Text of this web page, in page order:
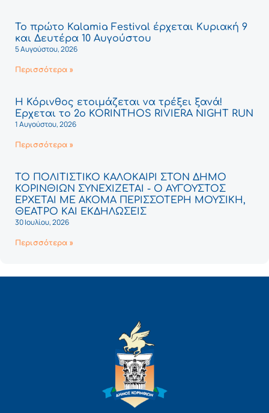
Το πρώτο Kalamia Festival έρχεται Κυριακή 9
και Δευτέρα 10 Αυγούστου
5 Αυγούστου, 2026
Περισσότερα »
Η Κόρινθος ετοιμάζεται να τρέξει ξανά!
Έρχεται το 2ο KORINTHOS RIVIERA NIGHT RUN
1 Αυγούστου, 2026
Περισσότερα »
ΤΟ ΠΟΛΙΤΙΣΤΙΚΟ ΚΑΛΟΚΑΙΡΙ ΣΤΟΝ ΔΗΜΟ
ΚΟΡΙΝΘΙΩΝ ΣΥΝΕΧΙΖΕΤΑΙ - Ο ΑΥΓΟΥΣΤΟΣ
ΕΡΧΕΤΑΙ ΜΕ ΑΚΟΜΑ ΠΕΡΙΣΣΟΤΕΡΗ ΜΟΥΣΙΚΗ,
ΘΕΑΤΡΟ ΚΑΙ ΕΚΔΗΛΩΣΕΙΣ
30 Ιουλίου, 2026
Περισσότερα »